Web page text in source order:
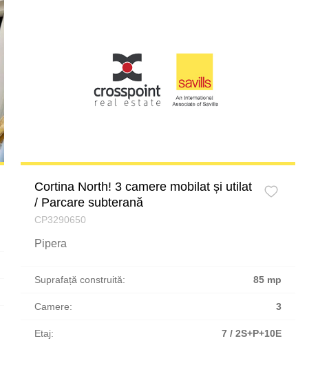
Cortina North! 3 camere mobilat și utilat
/ Parcare subterană
CP3290650
Pipera
Suprafață construită: 85 mp
Camere: 3
Etaj: 7 / 2S+P+10E